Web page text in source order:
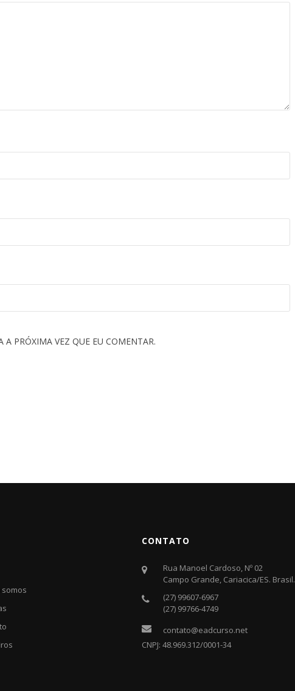
A PRÓXIMA VEZ QUE EU COMENTAR.
somos
CONTATO
Rua Manoel Cardoso, Nº 02
Campo Grande, Cariacica/ES. Brasil.
(27) 99607-6967
(27) 99766-4749
contato@eadcurso.net
CNPJ: 48.969.312/0001-34